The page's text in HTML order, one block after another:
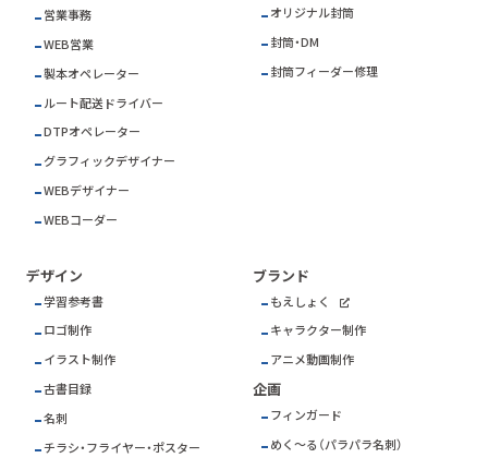
営業事務
WEB営業
製本オペレーター
ルート配送ドライバー
DTPオペレーター
グラフィックデザイナー
WEBデザイナー
WEBコーダー
オリジナル封筒
封筒・DM
封筒フィーダー修理
デザイン
学習参考書
ロゴ制作
イラスト制作
古書目録
名刺
チラシ・フライヤー・ポスター
ブランド
もえしょく
キャラクター制作
アニメ動画制作
企画
フィンガード
めく～る（パラパラ名刺）